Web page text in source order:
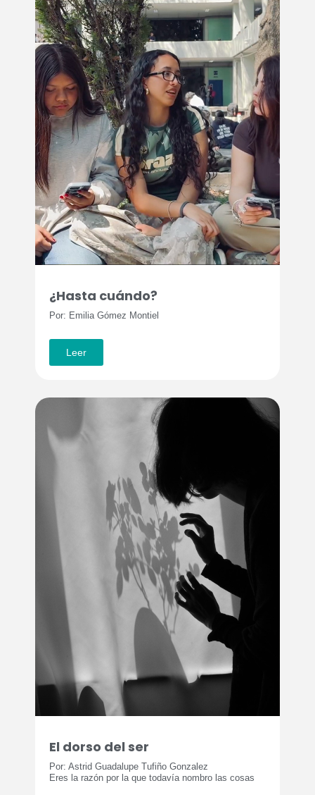
¿Hasta cuándo?
Por: Emilia Gómez Montiel
Leer
El dorso del ser
Por: Astrid Guadalupe Tufiño Gonzalez
Eres la razón por la que todavía nombro las cosas